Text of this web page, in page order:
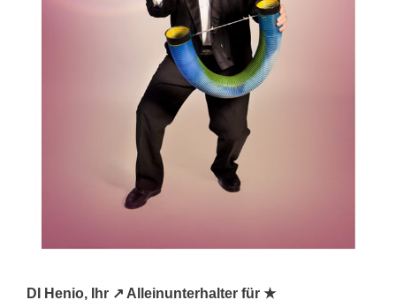
DI Henio, Ihr ↗️ Alleinunterhalter für ★